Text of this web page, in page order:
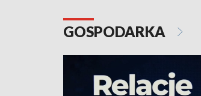
GOSPODARKA